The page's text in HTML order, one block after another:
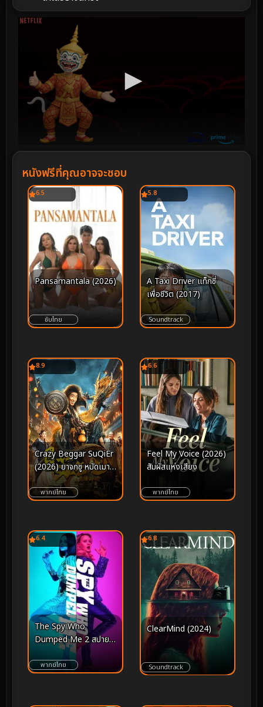
หนังฟรีที่คุณอาจจะชอบ
6.5
Pansamantala (2026)
ซับไทย
5.8
A Taxi Driver แท็กซี่
เพื่อชีวิต (2017)
Soundtrack
8.9
Crazy Beggar SuQiEr
(2026) ยาจกซู หมัดเมา
สะท้านฟ้า
พากย์ไทย
6.6
Feel My Voice (2026)
สัมผัสแห่งเสียง
พากย์ไทย
6.4
The Spy Who
Dumped Me 2 สปาย
สวมรอยข้ามโลก (2018)
พากย์ไทย
6.8
ClearMind (2024)
Soundtrack